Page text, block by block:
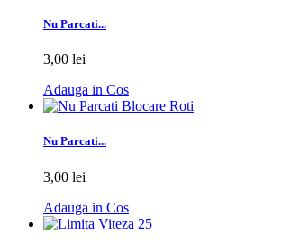
Nu Parcati...
3,00 lei
Adauga in Cos
Nu Parcati...
3,00 lei
Adauga in Cos